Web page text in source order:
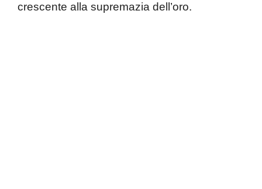
crescente alla supremazia dell’oro.